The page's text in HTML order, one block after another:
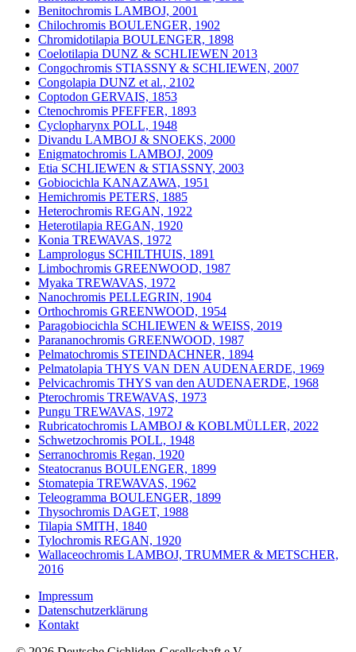
Benitochromis LAMBOJ, 2001
Chilochromis BOULENGER, 1902
Chromidotilapia BOULENGER, 1898
Coelotilapia DUNZ & SCHLIEWEN 2013
Congochromis STIASSNY & SCHLIEWEN, 2007
Congolapia DUNZ et al., 2102
Coptodon GERVAIS, 1853
Ctenochromis PFEFFER, 1893
Cyclopharynx POLL, 1948
Divandu LAMBOJ & SNOEKS, 2000
Enigmatochromis LAMBOJ, 2009
Etia SCHLIEWEN & STIASSNY, 2003
Gobiocichla KANAZAWA, 1951
Hemichromis PETERS, 1885
Heterochromis REGAN, 1922
Heterotilapia REGAN, 1920
Konia TREWAVAS, 1972
Lamprologus SCHILTHUIS, 1891
Limbochromis GREENWOOD, 1987
Myaka TREWAVAS, 1972
Nanochromis PELLEGRIN, 1904
Orthochromis GREENWOOD, 1954
Paragobiocichla SCHLIEWEN & WEISS, 2019
Parananochromis GREENWOOD, 1987
Pelmatochromis STEINDACHNER, 1894
Pelmatolapia THYS VAN DEN AUDENAERDE, 1969
Pelvicachromis THYS van den AUDENAERDE, 1968
Pterochromis TREWAVAS, 1973
Pungu TREWAVAS, 1972
Rubricatochromis LAMBOJ & KOBLMÜLLER, 2022
Schwetzochromis POLL, 1948
Serranochromis Regan, 1920
Steatocranus BOULENGER, 1899
Stomatepia TREWAVAS, 1962
Teleogramma BOULENGER, 1899
Thysochromis DAGET, 1988
Tilapia SMITH, 1840
Tylochromis REGAN, 1920
Wallaceochromis LAMBOJ, TRUMMER & METSCHER,
2016
Impressum
Datenschutzerklärung
Kontakt